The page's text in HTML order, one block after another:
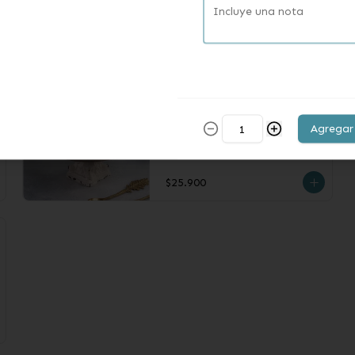
caramelizadas con un toque de
Canela y cubierta de Crumble
$27.900
personas)
Pie relleno de crema de limón
cubierto de Merengue Italiano.
$25.900
Agregar